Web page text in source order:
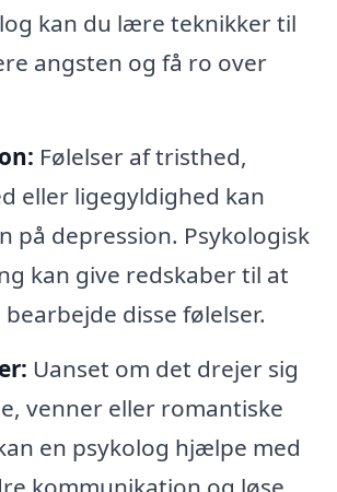
kan du lære teknikker til
angsten og få ro over
Følelser af tristhed,
eller ligegyldighed kan
på depression. Psykologisk
kan give redskaber til at
disse følelser.
Uanset om det drejer sig
venner eller romantiske
en psykolog hjælpe med